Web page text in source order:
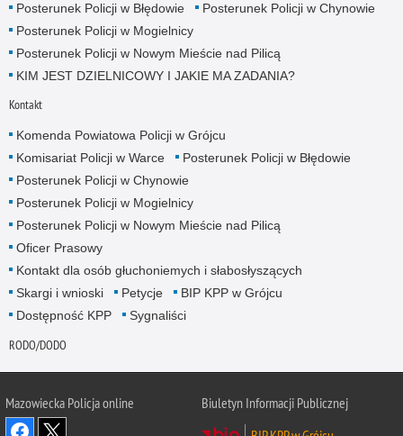
Posterunek Policji w Błędowie
Posterunek Policji w Chynowie
Posterunek Policji w Mogielnicy
Posterunek Policji w Nowym Mieście nad Pilicą
KIM JEST DZIELNICOWY I JAKIE MA ZADANIA?
Kontakt
Komenda Powiatowa Policji w Grójcu
Komisariat Policji w Warce
Posterunek Policji w Błędowie
Posterunek Policji w Chynowie
Posterunek Policji w Mogielnicy
Posterunek Policji w Nowym Mieście nad Pilicą
Oficer Prasowy
Kontakt dla osób głuchoniemych i słabosłyszących
Skargi i wnioski
Petycje
BIP KPP w Grójcu
Dostępność KPP
Sygnaliści
RODO/DODO
Mazowiecka Policja online
Biuletyn Informacji Publicznej